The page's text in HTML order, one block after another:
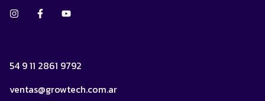
54 9 11 2861 9792
ventas@growtech.com.ar